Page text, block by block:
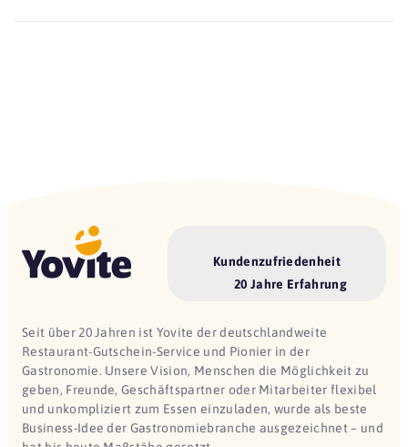
Kundenzufriedenheit
20 Jahre Erfahrung
Seit über 20 Jahren ist Yovite der deutschlandweite
Restaurant-Gutschein-Service und Pionier in der
Gastronomie. Unsere Vision, Menschen die Möglichkeit zu
geben, Freunde, Geschäftspartner oder Mitarbeiter flexibel
und unkompliziert zum Essen einzuladen, wurde als beste
Business-Idee der Gastronomiebranche ausgezeichnet – und